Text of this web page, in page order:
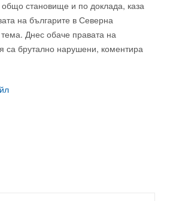
общо становище и по доклада, каза
на българите в Северна
Днес обаче правата на
са брутално нарушени, коментира